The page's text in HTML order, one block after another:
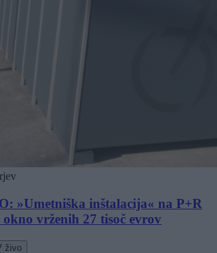
»Umetniška inštalacija« na P+R
okno vrženih 27 tisoč evrov
živo